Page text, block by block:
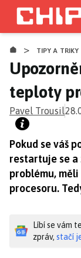
Přejít
hlavnímu
obsahu
> TIPY A TRIKY
teploty
Pavel Trousil
Pokud se váš
restartuje se
problému,
procesoru.
Líbí se vám
zpráv, stačí